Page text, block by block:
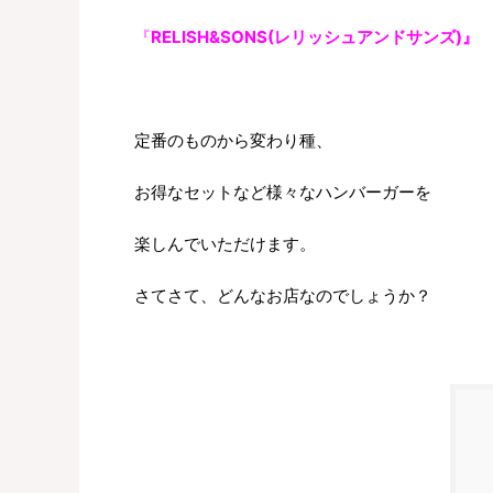
『RELISH&SONS(レリッシュアンドサンズ)』
定番のものから変わり種、
お得なセットなど様々なハンバーガーを
楽しんでいただけます。
さてさて、どんなお店なのでしょうか？